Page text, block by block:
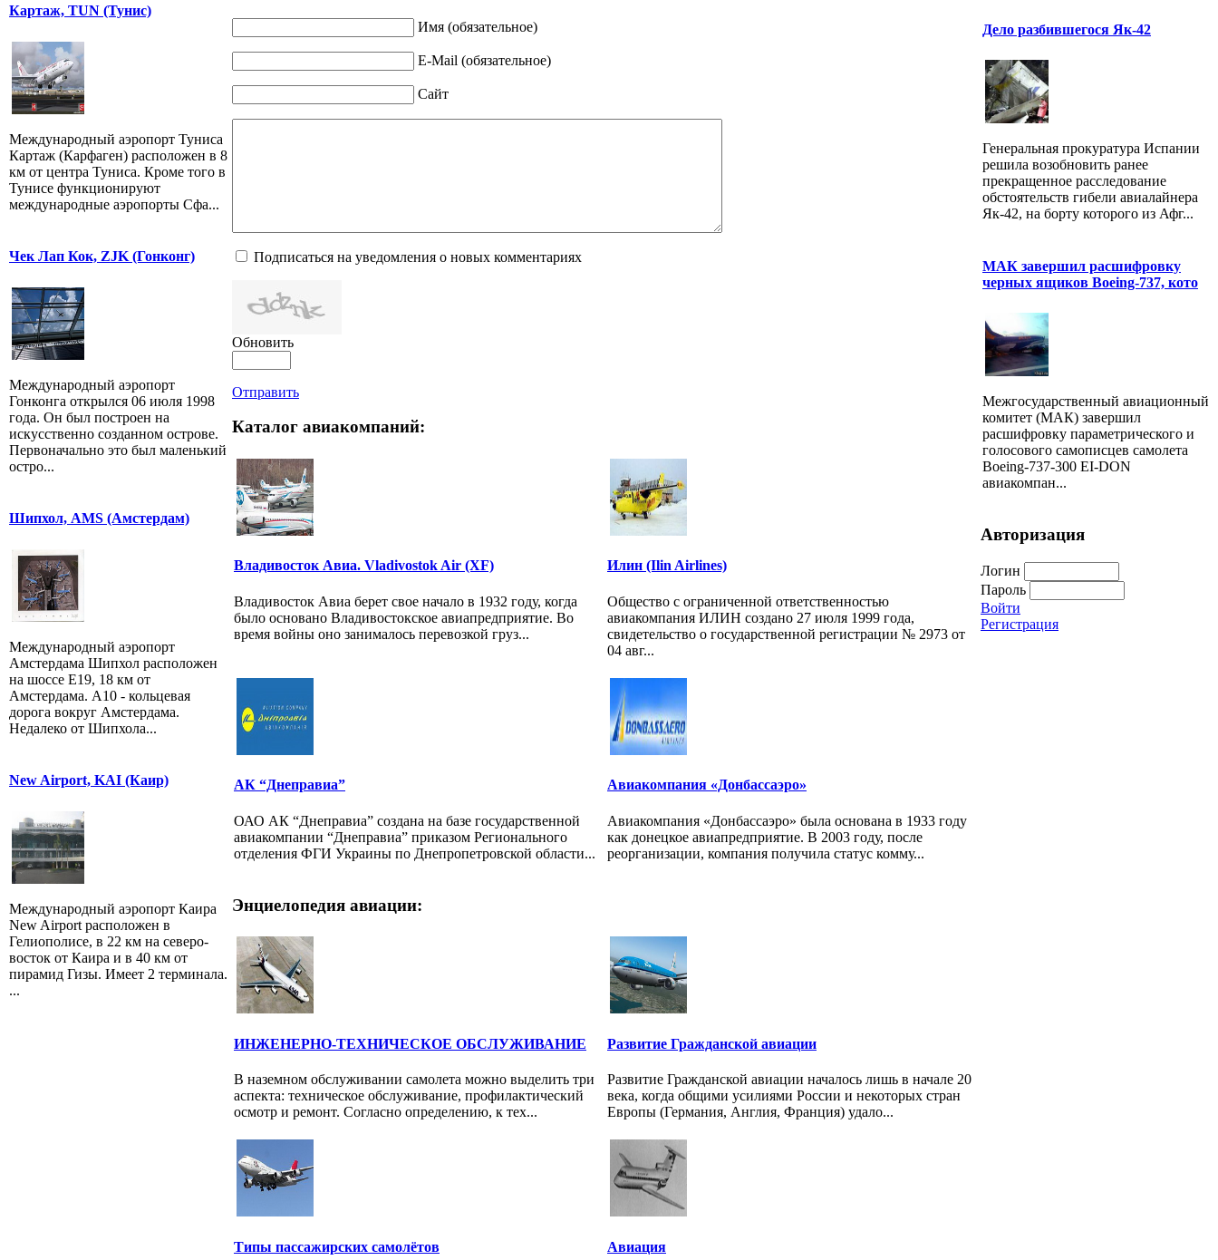
Картаж, TUN (Тунис)
Международный аэропорт Туниса
Картаж (Карфаген) расположен в 8
км от центра Туниса. Кроме того в
Тунисе функционируют
международные аэропорты Сфа...
Чек Лап Кок, ZJK (Гонконг)
Международный аэропорт
Гонконга открылся 06 июля 1998
года. Он был построен на
искусственно созданном острове.
Первоначально это был маленький
остро...
Шипхол, AMS (Амстердам)
Международный аэропорт
Амстердама Шипхол расположен
на шоссе E19, 18 км от
Амстердама. A10 - кольцевая
дорога вокруг Амстердама.
Недалеко от Шипхола...
New Airport, KAI (Каир)
Международный аэропорт Каира
New Airport расположен в
Гелиополисе, в 22 км на северо-
восток от Каира и в 40 км от
пирамид Гизы. Имеет 2 терминала.
...
Имя (обязательное)
E-Mail (обязательное)
Сайт
Подписаться на уведомления о новых комментариях
Обновить
Отправить
Каталог авиакомпаний:
Владивосток Авиа. Vladivostok Air (XF)
Владивосток Авиа берет свое начало в 1932 году, когда
было основано Владивостокское авиапредприятие. Во
время войны оно занималось перевозкой груз...
Илин (Ilin Airlines)
Общество с ограниченной ответственностью
авиакомпания ИЛИН создано 27 июля 1999 года,
свидетельство о государственной регистрации № 2973 от
04 авг...
АК “Днеправиа”
ОАО АК “Днеправиа” создана на базе государственной
авиакомпании “Днеправиа” приказом Регионального
отделения ФГИ Украины по Днепропетровской области...
Авиакомпания «Донбассаэро»
Авиакомпания «Донбассаэро» была основана в 1933 году
как донецкое авиапредприятие. В 2003 году, после
реорганизации, компания получила статус комму...
Энциелопедия авиации:
ИНЖЕНЕРНО-ТЕХНИЧЕСКОЕ ОБСЛУЖИВАНИЕ
В наземном обслуживании самолета можно выделить три
аспекта: техническое обслуживание, профилактический
осмотр и ремонт. Согласно определению, к тех...
Развитие Гражданской авиации
Развитие Гражданской авиации началось лишь в начале 20
века, когда общими усилиями России и некоторых стран
Европы (Германия, Англия, Франция) удало...
Типы пассажирских самолётов Авиация
Дело разбившегося Як-42
Генеральная прокуратура Испании
решила возобновить ранее
прекращенное расследование
обстоятельств гибели авиалайнера
Як-42, на борту которого из Афг...
МАК завершил расшифровку
черных ящиков Boeing-737, кото
Межгосударственный авиационный
комитет (МАК) завершил
расшифровку параметрического и
голосового самописцев самолета
Boeing-737-300 EI-DON
авиакомпан...
Авторизация
Логин
Пароль
Войти
Регистрация